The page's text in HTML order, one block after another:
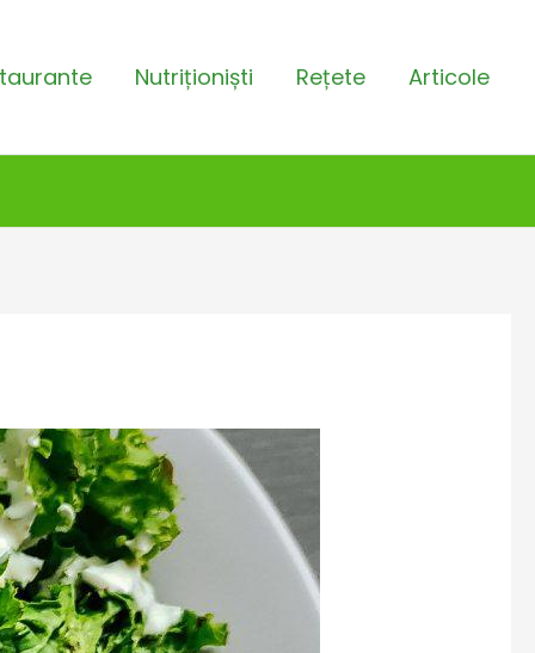
Nutriționiști Rețete Articole